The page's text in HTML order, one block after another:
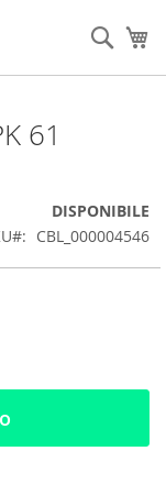
Cerca
61
DISPONIBILE
CBL_000004546